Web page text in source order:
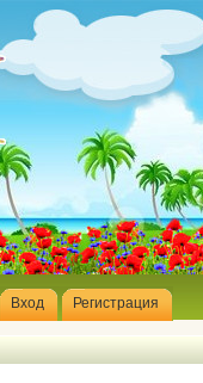
Вход Регистрация